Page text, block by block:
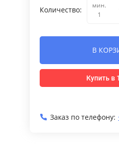
Количество:
мин.
1
В
Купить в
Заказ по телефону: